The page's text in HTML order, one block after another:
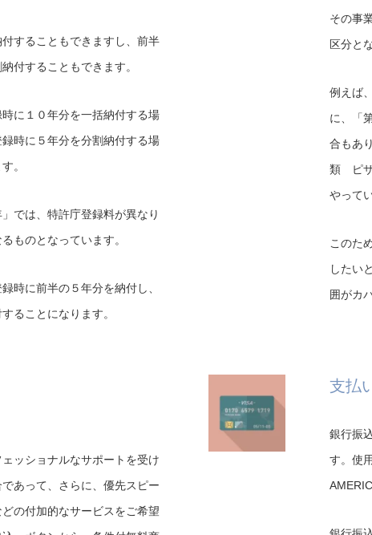
することもできますし、前半
付することもできます。
に１０年分を一括納付する場
時に５年分を分割納付する場
。
では、特許庁登録料が異なり
ものとなっています。
時に前半の５年分を納付し、
ることになります。
その事
区分と
例えば
に、「
合もあ
類 ピザ
やって
このた
したい
囲がカ
ッショナルなサポートを受け
あって、さらに、優先スピー
の付加的なサービスをご希望
支払
銀行振
す。使